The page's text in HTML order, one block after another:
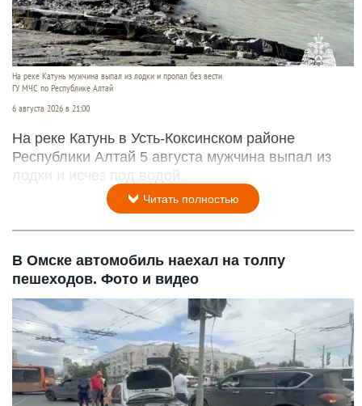
На реке Катунь мужчина выпал из лодки и пропал без вести
ГУ МЧС по Республике Алтай
6 августа 2026 в 21:00
На реке Катунь в Усть-Коксинском районе
Республики Алтай 5 августа мужчина выпал из
лодки и исчез под водой.
Читать полностью
В Омске автомобиль наехал на толпу
пешеходов. Фото и видео